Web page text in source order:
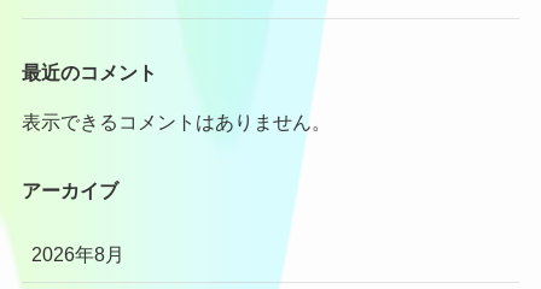
最近のコメント
表示できるコメントはありません。
アーカイブ
2026年8月